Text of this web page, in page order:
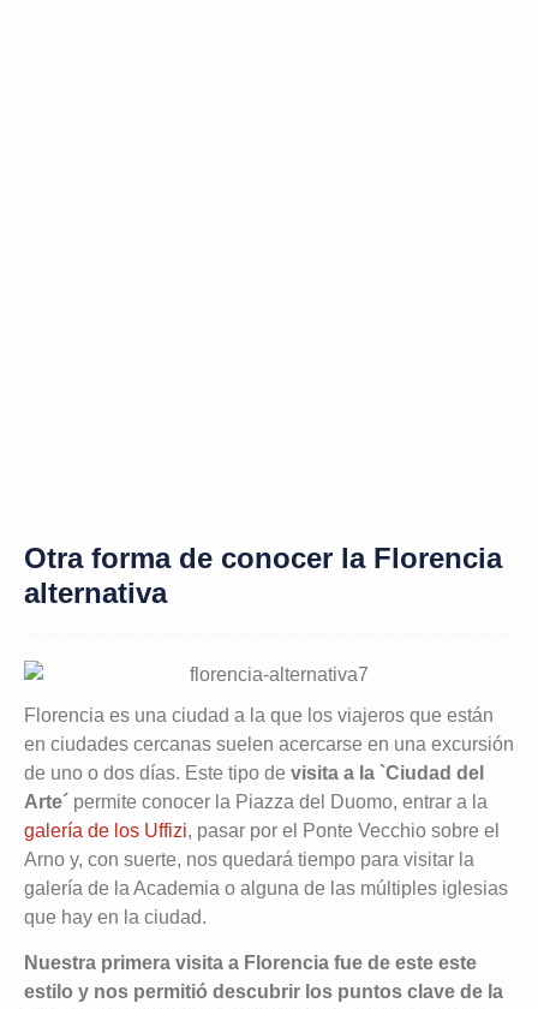
Otra forma de conocer la Florencia
alternativa
Florencia es una ciudad a la que los viajeros que están
en ciudades cercanas suelen acercarse en una excursión
de uno o dos días. Este tipo de visita a la `Ciudad del
Arte´ permite conocer la Piazza del Duomo, entrar a la
galería de los Uffizi, pasar por el Ponte Vecchio sobre el
Arno y, con suerte, nos quedará tiempo para visitar la
galería de la Academia o alguna de las múltiples iglesias
que hay en la ciudad.
Nuestra primera visita a Florencia fue de este este
estilo y nos permitió descubrir los puntos clave de la